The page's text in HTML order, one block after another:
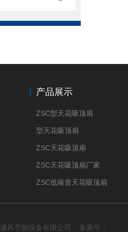
产品展示
ZSC型天花吸顶扇
型天花吸顶扇
ZSC天花吸顶扇
ZSC天花吸顶扇厂家
ZSC低噪音天花吸顶扇
风节能设备有限公司 备案号：